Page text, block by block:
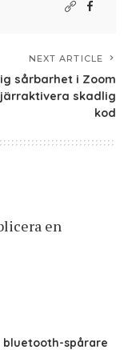
NEXT ARTICLE
sårbarhet i Zoom
skadlig
kod
en
bluetooth-spårare